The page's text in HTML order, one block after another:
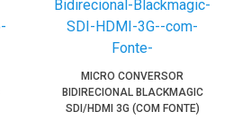
MICRO CONVERSOR
BIDIRECIONAL BLACKMAGIC
SDI/HDMI 3G (COM FONTE)